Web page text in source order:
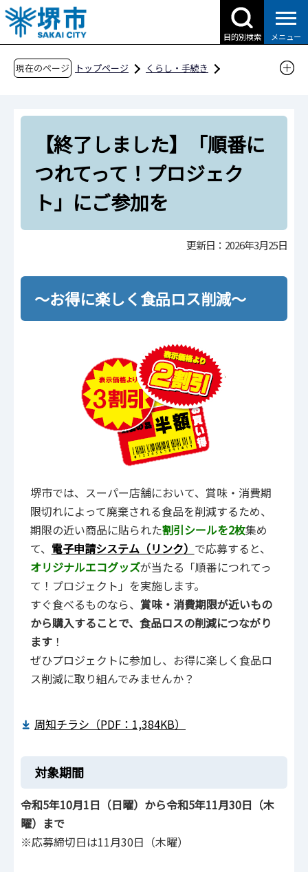
こ
の
ペ
目的別検索 メニュー
現在のページ トップページ
くらし・手続き
ごみの減量化・リサイクルの取組
食品ロス削減にご協力を
【終了しました】「順番につれてって！プロジ
ェクト」にご参加を
【終了しました】「順番に
つれてって！プロジェク
ト」にご参加を
更新日：2026年3月25日
～お得に楽しく食品ロス削減～
堺市では、スーパー店舗において、賞味・消費期
限切れによって廃棄される食品を削減するため、
期限の近い商品に貼られた割引シールを2枚集め
て、 電子申請システム（リンク） で応募すると、
オリジナルエコグッズが当たる「順番につれてっ
て！プロジェクト」を実施します。
すぐ食べるものなら、 賞味・消費期限が近いもの
から購入することで、食品ロスの削減につながり
ます！
ぜひプロジェクトに参加し、お得に楽しく食品ロ
ス削減に取り組んでみませんか？
周知チラシ（PDF：1,384KB）
対象期間
令和5年10月1日（日曜）から令和5年11月30日（木
曜）まで
※応募締切日は11月30日（木曜）